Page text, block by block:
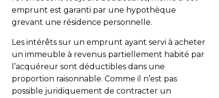
emprunt est garanti par une hypothèque
grevant une résidence personnelle.
Les intérêts sur un emprunt ayant servi à acheter
un immeuble à revenus partiellement habité par
l’acquéreur sont déductibles dans une
proportion raisonnable. Comme il n’est pas
possible juridiquement de contracter un